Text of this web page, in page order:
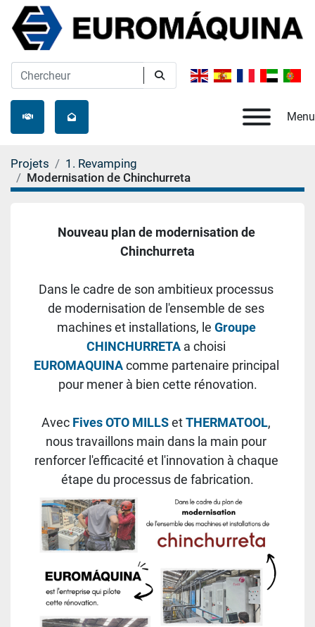
Menu
Projets
1. Revamping
Modernisation de Chinchurreta
Nouveau plan de modernisation de
Chinchurreta
Dans le cadre de son ambitieux processus
de modernisation de l'ensemble de ses
machines et installations, le Groupe
CHINCHURRETA
EUROMAQUINA comme partenaire principal
pour mener à bien cette rénovation.
Avec Fives OTO MILLS et THERMATOOL,
nous travaillons main dans la main pour
renforcer l'efficacité et l'innovation à chaque
étape du processus de fabrication.